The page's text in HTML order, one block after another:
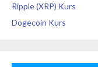
Ripple (XRP) Kurs
Dogecoin Kurs